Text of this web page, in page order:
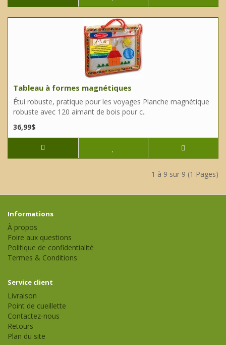
Tableau à formes magnétiques
Étui robuste, pratique pour les voyages Planche magnétique
robuste avec 120 aimant de bois pour c..
36,99$
1 à 9 sur 9 (1 Pages)
Informations
À propos
Foire aux questions
Politique de confidentialité
Termes & Conditions
Service client
Livraison
Point de cueillette
Contactez-nous
Retours
Plan du site